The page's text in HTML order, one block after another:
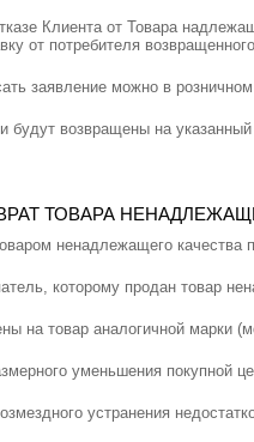
Клиента от Товара
от потребителя
заявление можно в
будут возвращены на
ТОВАРА
ненадлежащего качества
которому продан товар
на товар аналогичной марки
уменьшения покупной
устранения